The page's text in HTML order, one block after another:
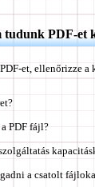
tudunk PDF-et
et, ellenőrizze a
PDF fájl?
a csatolt